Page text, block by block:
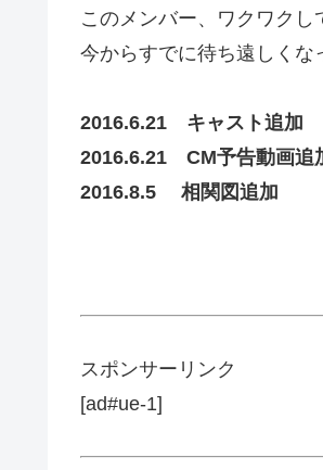
このメンバー、ワクワクし
今からすでに待ち遠しく
2016.6.21 キャスト追加
2016.6.21 CM予告動画追
2016.8.5 相関図追加
スポンサーリンク
[ad#ue-1]